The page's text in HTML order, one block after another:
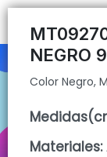
Color Negro, Mango
NEGRO
Color Negro,
Materiales:
CÓMO
CONTACTO